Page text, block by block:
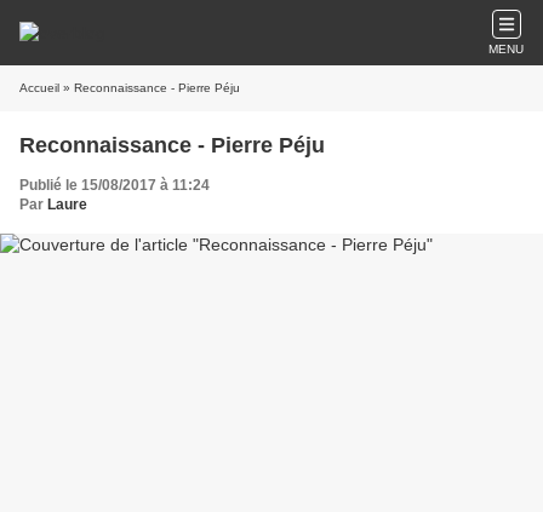
MENU
Accueil » Reconnaissance - Pierre Péju
Reconnaissance - Pierre Péju
Publié le 15/08/2017 à 11:24
Par Laure